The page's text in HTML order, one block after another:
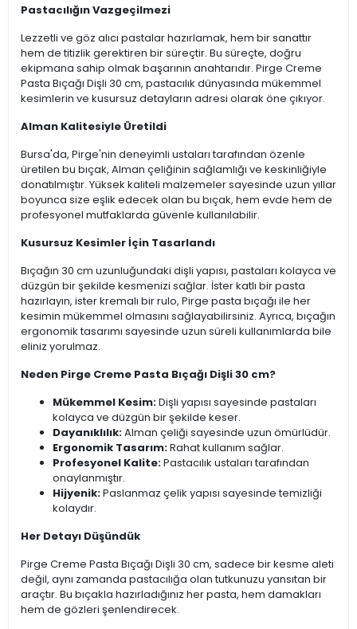
Pastacılığın Vazgeçilmezi
Lezzetli ve göz alıcı pastalar hazırlamak, hem bir sanattır
hem de titizlik gerektiren bir süreçtir. Bu süreçte, doğru
ekipmana sahip olmak başarının anahtarıdır. Pirge Creme
Pasta Bıçağı Dişli 30 cm, pastacılık dünyasında mükemmel
kesimlerin ve kusursuz detayların adresi olarak öne çıkıyor.
Alman Kalitesiyle Üretildi
Bursa'da, Pirge'nin deneyimli ustaları tarafından özenle
üretilen bu bıçak, Alman çeliğinin sağlamlığı ve keskinliğiyle
donatılmıştır. Yüksek kaliteli malzemeler sayesinde uzun yıllar
boyunca size eşlik edecek olan bu bıçak, hem evde hem de
profesyonel mutfaklarda güvenle kullanılabilir.
Kusursuz Kesimler İçin Tasarlandı
Bıçağın 30 cm uzunluğundaki dişli yapısı, pastaları kolayca ve
düzgün bir şekilde kesmenizi sağlar. İster katlı bir pasta
hazırlayın, ister kremalı bir rulo, Pirge pasta bıçağı ile her
kesimin mükemmel olmasını sağlayabilirsiniz. Ayrıca, bıçağın
ergonomik tasarımı sayesinde uzun süreli kullanımlarda bile
eliniz yorulmaz.
Neden Pirge Creme Pasta Bıçağı Dişli 30 cm?
Mükemmel Kesim:Dişli yapısı sayesinde pastaları
kolayca ve düzgün bir şekilde keser.
Dayanıklılık:Alman çeliği sayesinde uzun ömürlüdür.
Ergonomik Tasarım:Rahat kullanım sağlar.
Profesyonel Kalite:Pastacılık ustaları tarafından
onaylanmıştır.
Hijyenik:Paslanmaz çelik yapısı sayesinde temizliği
kolaydır.
Her Detayı Düşündük
Pirge Creme Pasta Bıçağı Dişli 30 cm, sadece bir kesme aleti
değil, aynı zamanda pastacılığa olan tutkunuzu yansıtan bir
araçtır. Bu bıçakla hazırladığınız her pasta, hem damakları
hem de gözleri şenlendirecek.